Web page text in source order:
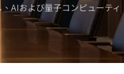
AIおよび量子コンピューティ